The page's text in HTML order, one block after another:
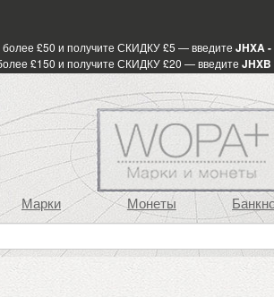
более £50 и получите СКИДКУ £5 — введите JHXA -
£150 и получите СКИДКУ £20 — введите JHXB
Марки Монеты